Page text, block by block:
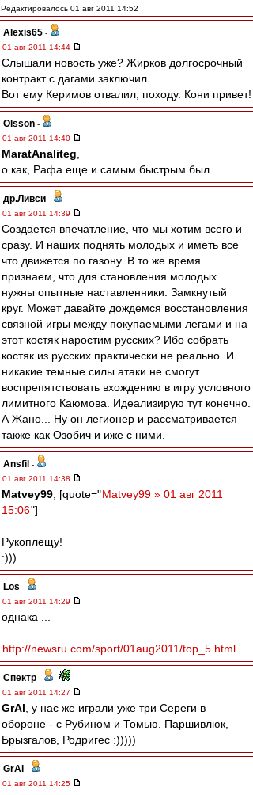
Редактировалось 01 авг 2011 14:52
Alexis65 -
01 авг 2011 14:44
Слышали новость уже? Жирков долгосрочный
контракт с дагами заключил.
Вот ему Керимов отвалил, походу. Кони привет!
Olsson -
01 авг 2011 14:40
MaratAnaliteg
о как, Рафа еще и самым быстрым был
др.Ливси -
01 авг 2011 14:39
Создается впечатление, что мы хотим всего и
сразу. И наших поднять молодых и иметь все
что движется по газону. В то же время
признаем, что для становления молодых
нужны опытные наставленники. Замкнутый
круг. Может давайте дождемся восстановления
связной игры между покупаемыми легами и на
этот костяк наростим русских? Ибо собрать
костяк из русских практически не реально. И
никакие темные силы атаки не смогут
воспрепятствовать вхождению в игру условного
лимитного Каюмова. Идеализирую тут конечно.
А Жано... Ну он легионер и рассматривается
также как Озобич и иже с ними.
Ansfil -
01 авг 2011 14:38
Matvey99 , [quote="Matvey99 » 01 авг 2011
15:06"]
Рукоплещу!
:)))
Los -
01 авг 2011 14:29
однака ...
http://newsru.com/sport/01aug2011/top_5.html
Спектр -
01 авг 2011 14:27
GrAl , у нас же играли уже три Сереги в
обороне - с Рубином и Томью. Паршивлюк,
Брызгалов, Родригес :)))))
GrAl -
01 авг 2011 14:25